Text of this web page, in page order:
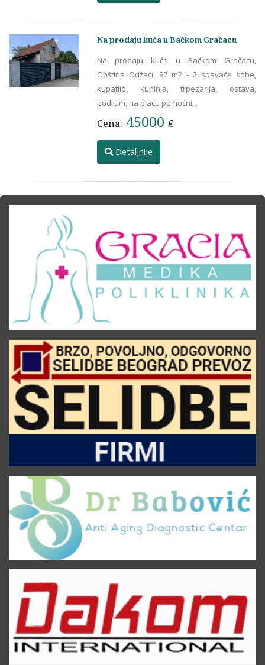
Na prodaju kuća u Bačkom Gračacu
Na prodaju kuća u Bačkom Gračacu,
Opština Odžaci, 97 m2 - 2 spavaće sobe,
kupatilo, kuhinja, trpezarija, ostava,
podrum, na placu pomoćni...
Cena: 45000 €
Detaljnije